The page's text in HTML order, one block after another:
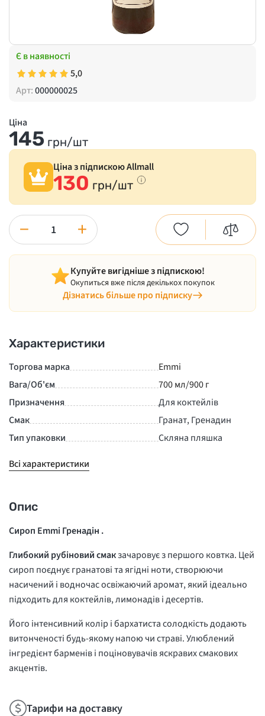
Є в наявності
5,0
Арт:000000025
Ціна
145 грн/шт
Ціна з підпискою Allmall
130 грн/шт
− +
Купуйте вигідніше з підпискою!
Окупиться вже після декількох покупок
Дізнатись більше про підписку
Характеристики
Торгова марка
Emmi
Вага/Об'єм
700 мл/900 г
Призначення
Для коктейлів
Смак
Гранат, Гренадин
Тип упаковки
Скляна пляшка
Всі характеристики
Опис
Сироп Emmi Гренадін .
Глибокий рубіновий смакзачаровує з першого ковтка. Цей
сироп поєднує гранатові та ягідні ноти, створюючи
насичений і водночас освіжаючий аромат, який ідеально
підходить для коктейлів, лимонадів і десертів.
Його інтенсивний колір і бархатиста солодкість додають
витонченості будь-якому напою чи страві. Улюблений
інгредієнт барменів і поціновувачів яскравих смакових
акцентів.
Тарифи на доставку